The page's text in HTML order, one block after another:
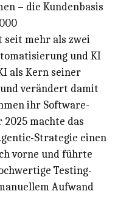
– die Kundenbasis
mehr als zwei
und KI
als Kern seiner
verändert damit
ihr Software-
2025 machte das
Strategie einen
vorne und führte
Testing-
Aufwand